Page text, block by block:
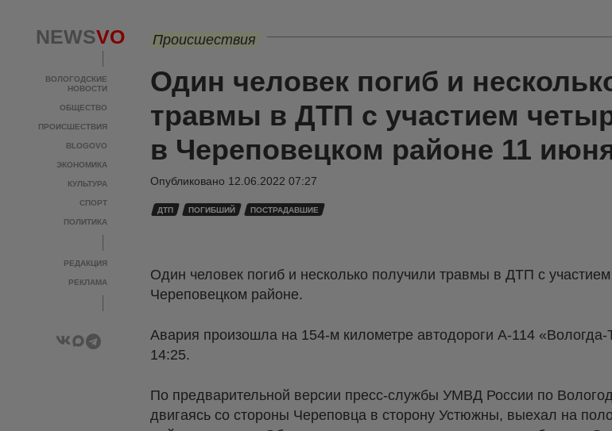
NEWSVO
ВОЛОГОДСКИЕ
НОВОСТИ
ОБЩЕСТВО
ПРОИСШЕСТВИЯ
BLOGOVO
ЭКОНОМИКА
КУЛЬТУРА
СПОРТ
ПОЛИТИКА
РЕДАКЦИЯ
РЕКЛАМА
Происшествия
Один человек погиб и
травмы в ДТП с участием
в Череповецком районе 11
Опубликовано 12.06.2022 07:27
ДТП ПОГИБШИЙ ПОСТРАДАВШИЕ
Один человек погиб и несколько получили травмы в ДТП с
Череповецком районе.
Авария произошла на 154-м километре автодороги А-114
14:25.
По предварительной версии пресс-службы УМВД России по
двигаясь со стороны Череповца в сторону Устюжны, выехал на